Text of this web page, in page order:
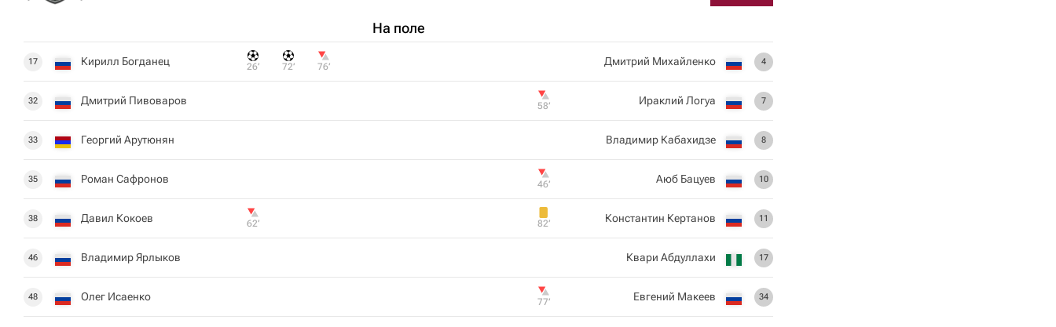
На поле
17 Кирилл Богданец 26‎’‎ 72‎’‎ 76‎’‎
32 Дмитрий Пивоваров
33 Георгий Арутюнян
35 Роман Сафронов
38 Давил Кокоев 62‎’‎
46 Владимир Ярлыков
48 Олег Исаенко
4
Дмитрий Михайленко
7
Ираклий Логуа
58‎’‎
8
Владимир Кабахидзе
10
Аюб Бацуев
46‎’‎
11
Константин Кертанов
82‎’‎
17
Квари Абдуллахи
34
Евгений Макеев
77‎’‎